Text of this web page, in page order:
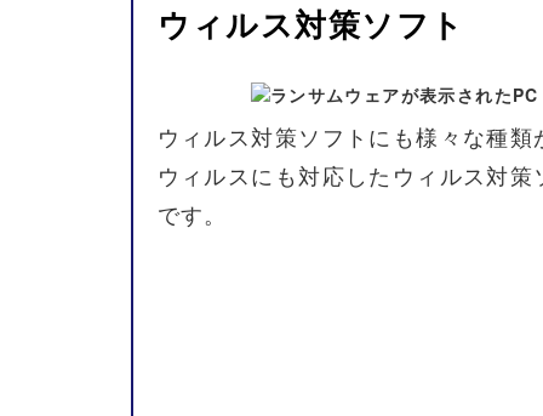
ウィルス対策ソフト
ウィルス 対策ソフト にも様々な種類
ウィルス にも 対応した ウィルス 対策
です。